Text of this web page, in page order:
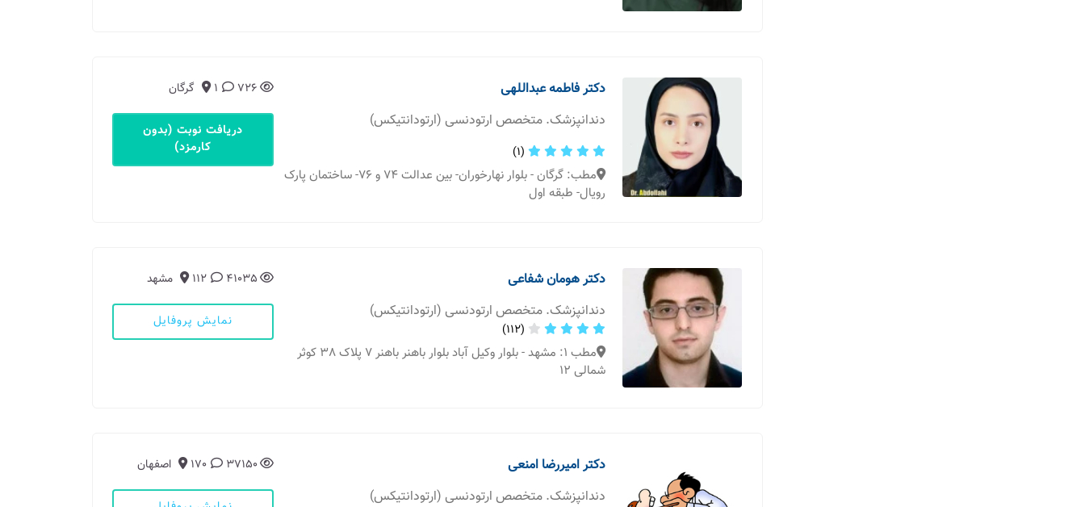
دکتر فاطمه عبداللهی
دندانپزشک. متخصص ارتودنسی (ارتودانتیکس)
(1)
مطب: گرگان - بلوار نهارخوران- بین عدالت ۷۴ و ۷۶- ساختمان پارک
رویال- طبقه اول
726
1 گرگان
دریافت نوبت (بدون
کارمزد)
دکتر هومان شفاعی
دندانپزشک. متخصص ارتودنسی (ارتودانتیکس)
(112)
مطب 1: مشهد - بلوار وکیل آباد بلوار باهنر باهنر 7 پلاک 38 کوثر
شمالی 12
41035
112 مشهد
نمایش پروفایل
دکتر امیررضا امنعی
دندانپزشک. متخصص ارتودنسی (ارتودانتیکس)
37150
170 اصفهان